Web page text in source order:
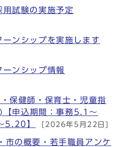
試験の実施予定
ンシップを実施します
ンシップ情報
保健師・保育士・児童指
申込期間：事務5.1～
5.20】
[2026年5月22日]
市の概要・若手職員アンケ